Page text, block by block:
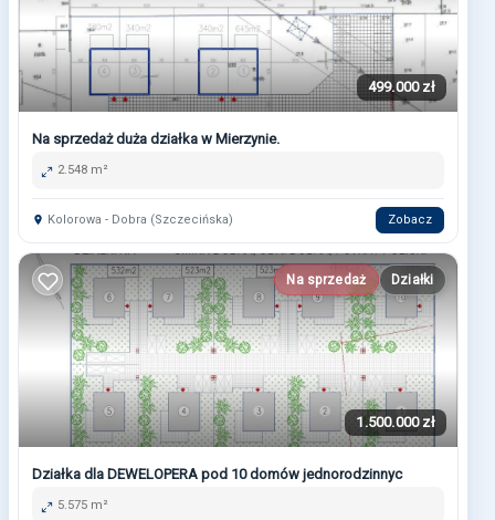
499.000 zł
Na sprzedaż duża działka w Mierzynie.
2.548 m²
Kolorowa - Dobra (Szczecińska) Zobacz
Na sprzedaż Działki
1.500.000 zł
Działka dla DEWELOPERA pod 10 domów jednorodzinnyc
5.575 m²